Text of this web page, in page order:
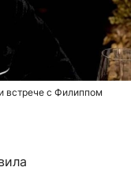
встрече с Филиппом